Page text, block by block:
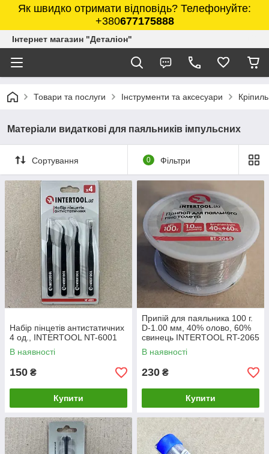
Як швидко отримати відповідь? Телефонуйте:
+380677175888
Інтернет магазин "Деталіон"
Товари та послуги Інструменти та аксесуари
Матеріали видаткові для паяльників імпульсних
Сортування 0 Фільтри
Набір пінцетів антистатичних
4 од., INTERTOOL NT-6001
В наявності
150 ₴
Купити
Припій для паяльника 100 г.
D-1.00 мм, 40% олово, 60%
свинець INTERTOOL RT-2065
В наявності
230 ₴
Купити